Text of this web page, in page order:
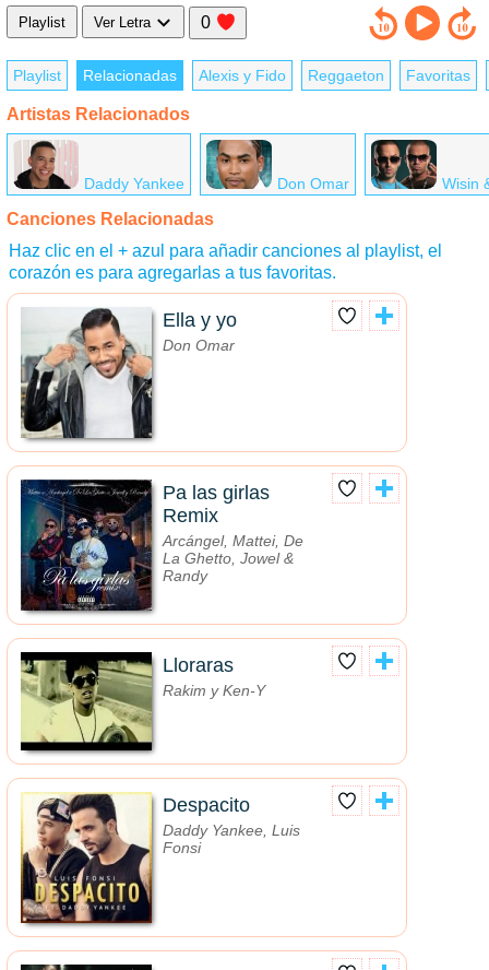
Playlist Ver Letra 0
Playlist Relacionadas Alexis y Fido Reggaeton Favoritas
Artistas Relacionados
Daddy Yankee Don Omar Wisin
Canciones Relacionadas
Haz clic en el + azul para añadir canciones al playlist, el
corazón es para agregarlas a tus favoritas.
Ella y yo
Don Omar
Pa las girlas
Remix
Arcángel, Mattei, De
La Ghetto, Jowel &
Randy
Lloraras
Rakim y Ken-Y
Despacito
Daddy Yankee, Luis
Fonsi